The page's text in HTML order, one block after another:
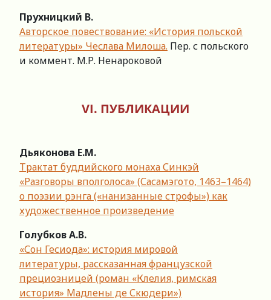
Прyxницкий В.
Авторское повествование: «История польской
литературы» Чеслава Милоша. Пер. с польского
и коммент. М.Р. Ненароковой
VI. ПУБЛИКАЦИИ
Дьяконова Е.М.
Трактат буддийского монаха Синкэй
«Разговоры вполголоса» (Сасамэгото, 1463–1464)
о поэзии рэнга («нанизанные строфы») как
художественное произведение
Голубков А.В.
«Сон Гесиода»: история мировой
литературы, рассказанная французской
прециозницей (роман «Клелия, римская
история» Мадлены де Скюдери»)